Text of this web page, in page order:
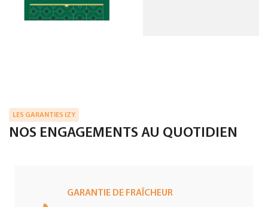
LES GARANTIES IZY
NOS ENGAGEMENTS AU QUOTIDIEN
GARANTIE DE FRAÎCHEUR